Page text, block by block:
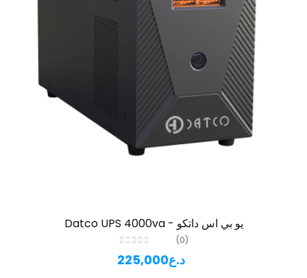
Datco UPS 4000va - يو بي اس داتكو
(0)
225,000د.ع